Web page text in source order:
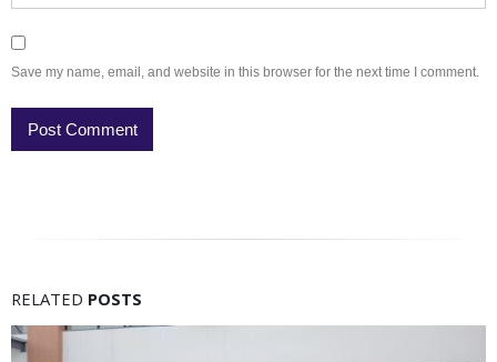
Save my name, email, and website in this browser for the next time I comment.
RELATED POSTS